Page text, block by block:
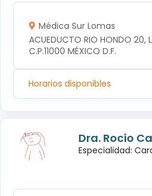
Médica Sur Lomas
ACUEDUCTO RIO HONDO 20,
C.P.11000 MÉXICO D.F.
Horarios disponibles
Dra. Rocio
Especialidad: